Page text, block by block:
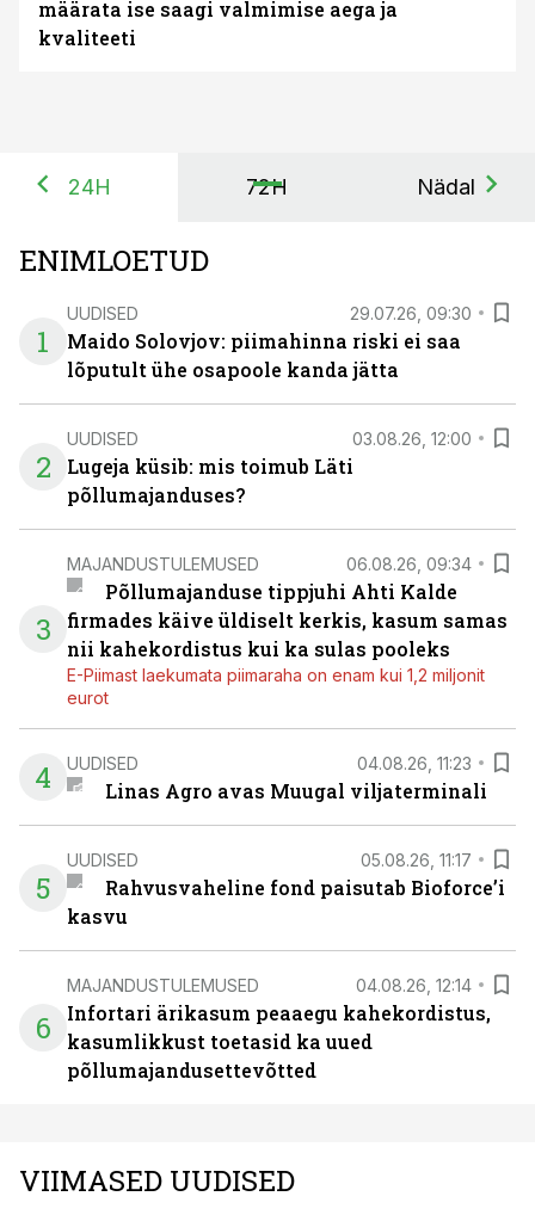
määrata ise saagi valmimise aega ja
kvaliteeti
24H 72H Nädal
ENIMLOETUD
1
UUDISED 29.07.26, 09:30
Maido Solovjov: piimahinna riski ei saa
lõputult ühe osapoole kanda jätta
2
UUDISED 03.08.26, 12:00
Lugeja küsib: mis toimub Läti
põllumajanduses?
3
MAJANDUSTULEMUSED 06.08.26, 09:34
Põllumajanduse tippjuhi Ahti Kalde
firmades käive üldiselt kerkis, kasum samas
nii kahekordistus kui ka sulas pooleks
E-Piimast laekumata piimaraha on enam kui 1,2 miljonit
eurot
4 UUDISED 04.08.26, 11:23
Linas Agro avas Muugal viljaterminali
5
UUDISED 05.08.26, 11:17
Rahvusvaheline fond paisutab Bioforce’i
kasvu
6
MAJANDUSTULEMUSED 04.08.26, 12:14
Infortari ärikasum peaaegu kahekordistus,
kasumlikkust toetasid ka uued
põllumajandusettevõtted
VIIMASED UUDISED